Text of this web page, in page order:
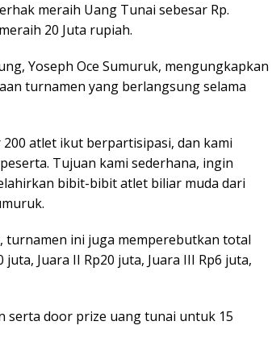
meraih Uang Tunai sebesar Rp.
20 Juta rupiah.
Yoseph Oce Sumuruk, mengungkapkan
turnamen yang berlangsung selama
atlet ikut berpartisipasi, dan kami
Tujuan kami sederhana, ingin
bibit-bibit atlet biliar muda dari
turnamen ini juga memperebutkan total
Juara II Rp20 juta, Juara III Rp6 juta,
serta door prize uang tunai untuk 15